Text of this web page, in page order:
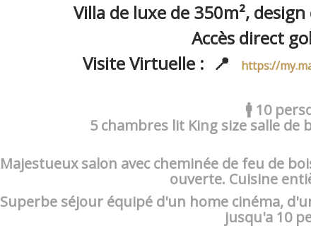
Villa de luxe de 350m²,
Accès direct
Visite Virtuelle : 📍
https://
🚹 10
5 chambres lit King size salle de
Majestueux salon avec cheminée de feu de
ouverte. Cuisine
Superbe séjour équipé d'un home cinéma,
jusqu'a 10